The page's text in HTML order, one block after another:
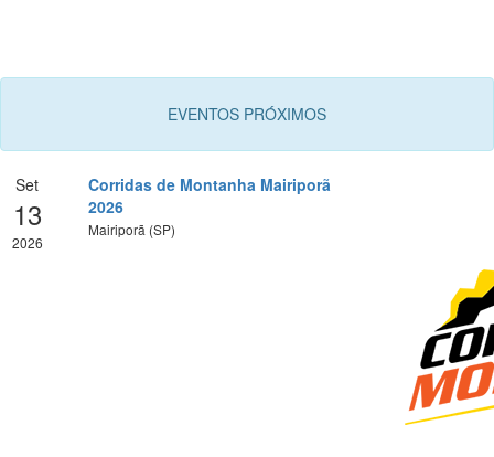
EVENTOS PRÓXIMOS
Set
13
2026
Corridas de Montanha Mairiporã
2026
Mairiporã (SP)